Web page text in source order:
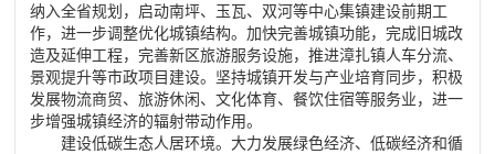
纳入全省规划，启动南坪、玉瓦、双河等中心集镇建设前期工
作，进一步调整优化城镇结构。加快完善城镇功能，完成旧城改
造及延伸工程，完善新区旅游服务设施，推进漳扎镇人车分流、
景观提升等市政项目建设。坚持城镇开发与产业培育同步，积极
发展物流商贸、旅游休闲、文化体育、餐饮住宿等服务业，进一
步增强城镇经济的辐射带动作用。
建设低碳生态人居环境。大力发展绿色经济、低碳经济和循